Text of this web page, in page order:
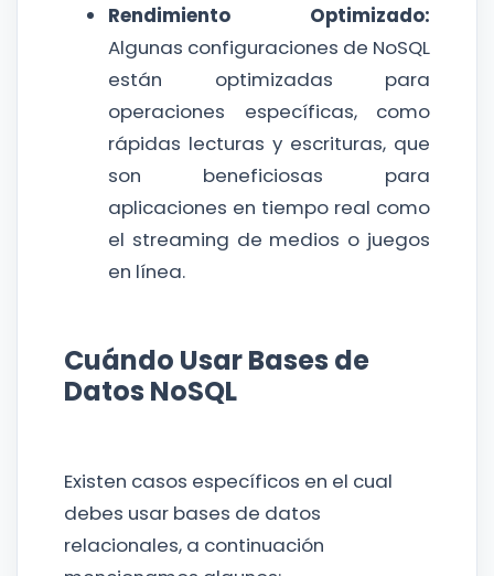
Rendimiento Optimizado:
Algunas configuraciones de NoSQL
están optimizadas para
operaciones específicas, como
rápidas lecturas y escrituras, que
son beneficiosas para
aplicaciones en tiempo real como
el streaming de medios o juegos
en línea.
Cuándo Usar Bases de
Datos NoSQL
Existen casos específicos en el cual
debes usar bases de datos
relacionales, a continuación